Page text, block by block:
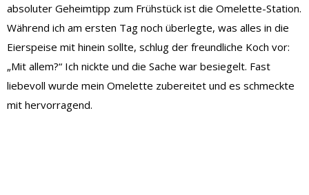
absoluter Geheimtipp zum Frühstück ist die Omelette-Station.
Während ich am ersten Tag noch überlegte, was alles in die
Eierspeise mit hinein sollte, schlug der freundliche Koch vor:
„Mit allem?“ Ich nickte und die Sache war besiegelt. Fast
liebevoll wurde mein Omelette zubereitet und es schmeckte
mit hervorragend.